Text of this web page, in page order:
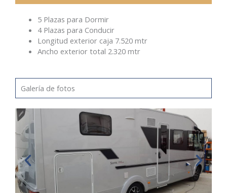
5 Plazas para Dormir
4 Plazas para Conducir
Longitud exterior caja 7.520 mtr
Ancho exterior total 2.320 mtr
Galería de fotos